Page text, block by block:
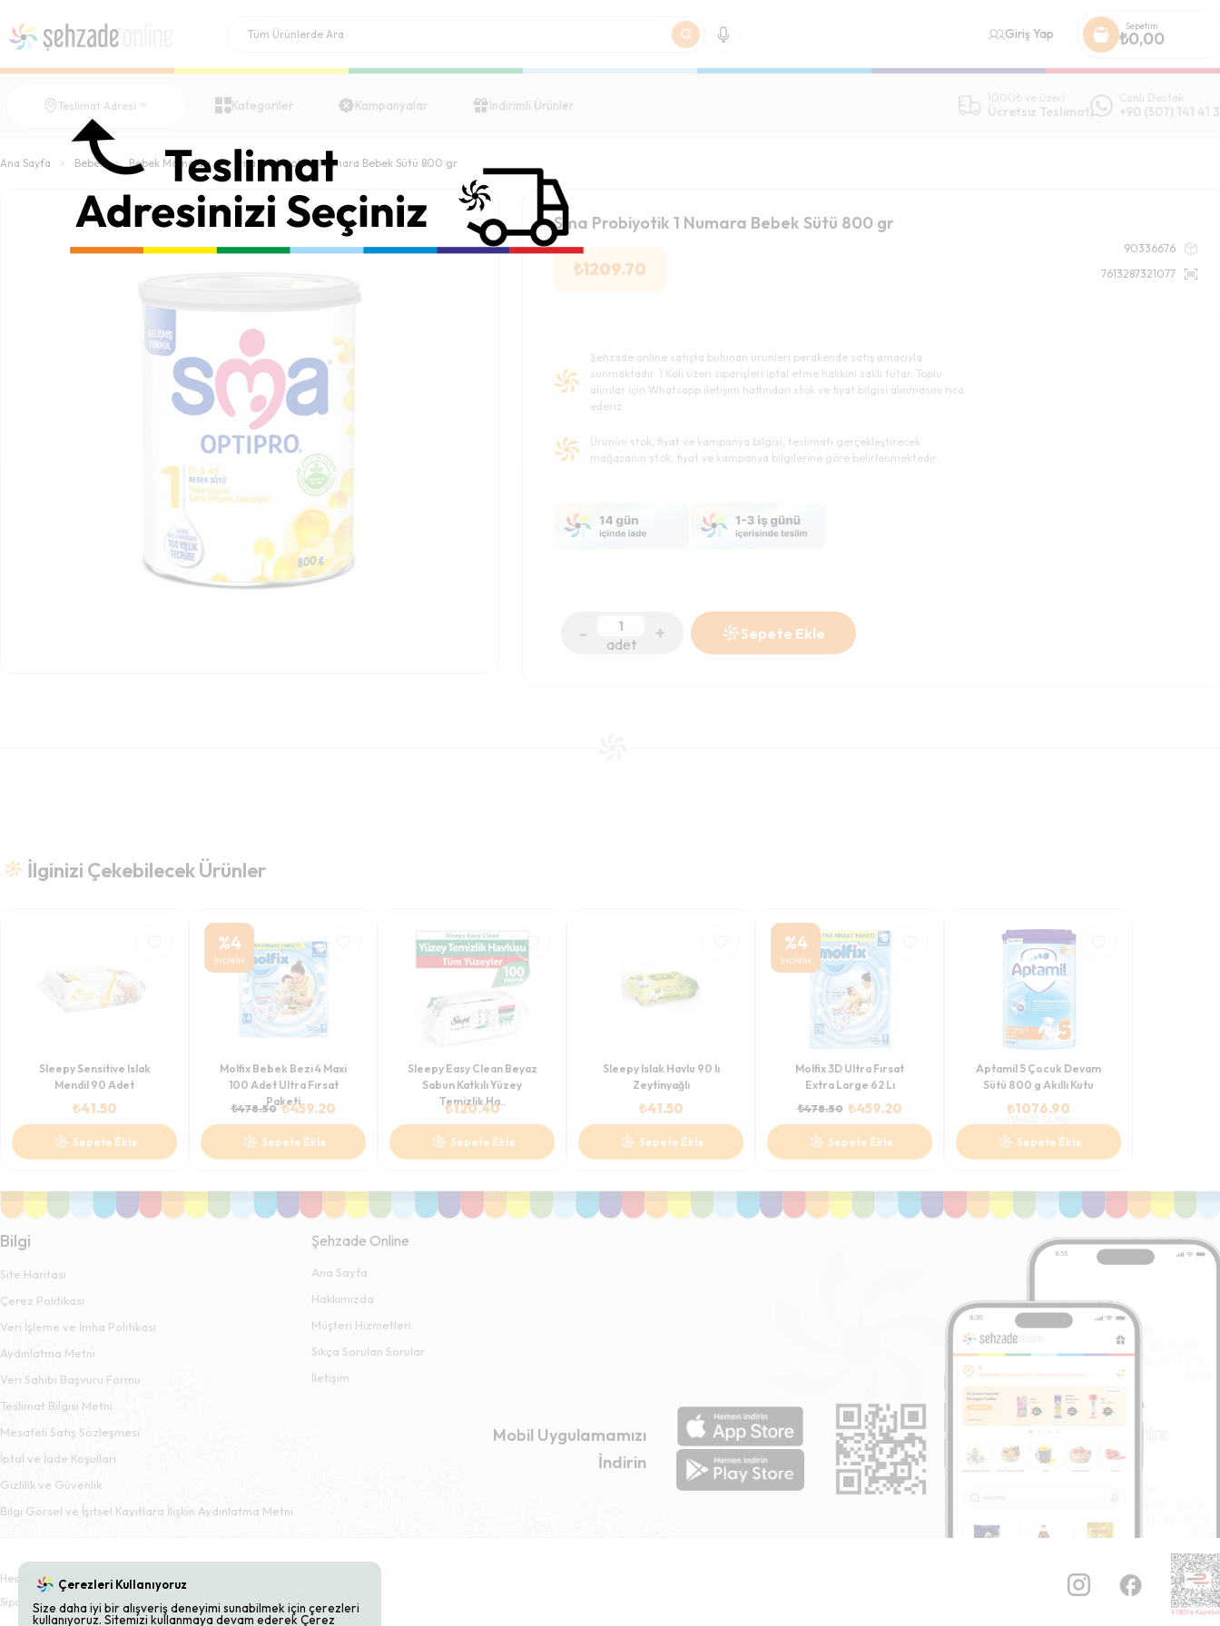
Giriş Yap
Sepetim
₺0,00
Teslimat Adresi Kategoriler Kampanyalar İndirimli Ürünler 1000₺ ve üzeri
Ücretsiz Teslimat
Canlı Destek
+90 (507) 141 41
Ana Sayfa Bebek Bebek Mamaları Sma Probiyotik 1 Numara Bebek Sütü 800 gr
Sma Probiyotik 1 Numara Bebek Sütü 800 gr
₺1209.70
90336676
7613287321077
Şehzade online satışta bulunan ürünleri perakende satış amacıyla
sunmaktadır. 1 Koli üzeri siparişleri iptal etme hakkını saklı tutar. Toplu
alımlar için Whatsapp iletişim hattından stok ve fiyat bilgisi alınmasını rica
ederiz.
Ürünün stok, fiyat ve kampanya bilgisi, teslimatı gerçekleştirecek
mağazanın stok, fiyat ve kampanya bilgilerine göre belirlenmektedir.
- adet + Sepete Ekle
İlginizi Çekebilecek Ürünler
Sleepy Sensitive Islak
Mendil 90 Adet
₺41.50
Sepete Ekle
%4
İNDİRİM
Molfix Bebek Bezi 4 Maxi
100 Adet Ultra Fırsat
Paketi
₺478.50 ₺459.20
Sepete Ekle
Sleepy Easy Clean Beyaz
Sabun Katkılı Yüzey
Temizlik Ha..
₺120.40
Sepete Ekle
Sleepy Islak Havlu 90 lı
Zeytinyağlı
₺41.50
Sepete Ekle
%4
İNDİRİM
Molfix 3D Ultra Fırsat
Extra Large 62 Lı
₺478.50 ₺459.20
Sepete Ekle
Aptamil 5 Çocuk Devam
Sütü 800 g Akıllı Kutu
₺1076.90
Sepete Ekle
Bilgi
Site Haritası
Çerez Politikası
Veri İşleme ve İmha Politikası
Aydınlatma Metni
Veri Sahibi Başvuru Formu
Teslimat Bilgisi Metni
Mesafeli Satış Sözleşmesi
İptal ve İade Koşulları
Gizlilik ve Güvenlik
Bilgi Görsel ve İşitsel Kayıtlara İlişkin Aydınlatma Metni
Şehzade Online
Ana Sayfa
Hakkımızda
Müşteri Hizmetleri
Sıkça Sorulan Sorular
İletişim
Mobil Uygulamamızı
İndirin
Hesabım
Siparişler
Sepet
Beğendiklerim
Bildirimlerim
Çerezleri Kullanıyoruz
Size daha iyi bir alışveriş deneyimi sunabilmek için çerezleri
kullanıyoruz. Sitemizi kullanmaya devam ederek Çerez